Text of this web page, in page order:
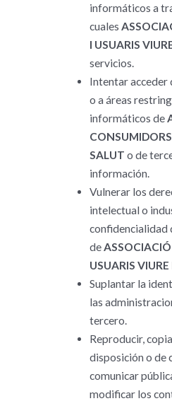
informáticos a
cuales
I USUARIS
servicios.
Intentar acceder
o a áreas
informáticos de
SALUT o de
información.
Vulnerar los
intelectual o
confidencialidad
de
USUARIS
Suplantar la
las
tercero.
Reproducir,
disposición o de
comunicar
modificar los